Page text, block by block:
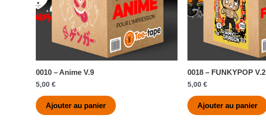
0010 – Anime V.9
5,00 €
Ajouter au panier
0018 – FUNKYPOP V.2
5,00 €
Ajouter au panier